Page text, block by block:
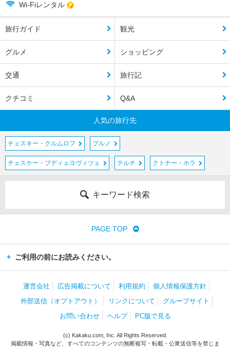
Wi-Fiレンタル
旅行ガイド 観光
グルメ ショッピング
交通 旅行記
クチコミ Q&A
人気の旅行先
チェスキー・クルムロフ ブルノ
チェスケー・ブディェヨヴィツェ テルチ クトナー・ホラ
キーワード検索
PAGE TOP
ご利用の前にお読みください。
運営会社 広告掲載について 利用規約
個人情報保護方針
外部送信（オプトアウト）
リンクについて
グループサイト
お問い合わせ
ヘルプ PC版で見る
(c) Kakaku.com, Inc. All Rights Reserved.
掲載情報・写真など、すべてのコンテンツの無断複写・転載・公衆送信等を禁じま